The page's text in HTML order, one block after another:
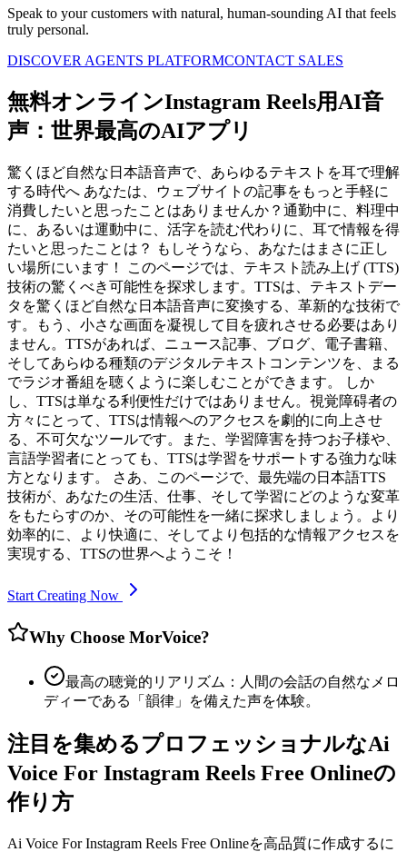
Speak to your customers with natural, human-sounding AI that feels
truly personal.
DISCOVER AGENTS PLATFORMCONTACT SALES
無料オンラインInstagram Reels用AI音
声：世界最高のAIアプリ
驚くほど自然な日本語音声で、あらゆるテキストを耳で理解
する時代へ あなたは、ウェブサイトの記事をもっと手軽に
消費したいと思ったことはありませんか？通勤中に、料理中
に、あるいは運動中に、活字を読む代わりに、耳で情報を得
たいと思ったことは？ もしそうなら、あなたはまさに正し
い場所にいます！ このページでは、テキスト読み上げ (TTS)
技術の驚くべき可能性を探求します。TTSは、テキストデー
タを驚くほど自然な日本語音声に変換する、革新的な技術で
す。もう、小さな画面を凝視して目を疲れさせる必要はあり
ません。TTSがあれば、ニュース記事、ブログ、電子書籍、
そしてあらゆる種類のデジタルテキストコンテンツを、まる
でラジオ番組を聴くように楽しむことができます。 しか
し、TTSは単なる利便性だけではありません。視覚障碍者の
方々にとって、TTSは情報へのアクセスを劇的に向上させ
る、不可欠なツールです。また、学習障害を持つお子様や、
言語学習者にとっても、TTSは学習をサポートする強力な味
方となります。 さあ、このページで、最先端の日本語TTS
技術が、あなたの生活、仕事、そして学習にどのような変革
をもたらすのか、その可能性を一緒に探求しましょう。より
効率的に、より快適に、そしてより包括的な情報アクセスを
実現する、TTSの世界へようこそ！
Start Creating Now
Why Choose MorVoice?
最高の聴覚的リアリズム：人間の会話の自然なメロ
ディーである「韻律」を備えた声を体験。
注目を集めるプロフェッショナルなAi
Voice For Instagram Reels Free Onlineの
作り方
Ai Voice For Instagram Reels Free Onlineを高品質に作成するに